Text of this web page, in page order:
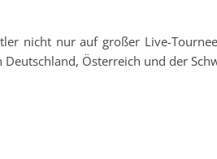
nicht nur auf großer Live-
Österreich und der